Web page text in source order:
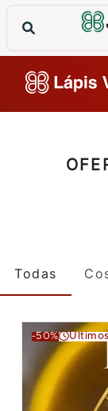
Todas
-50%